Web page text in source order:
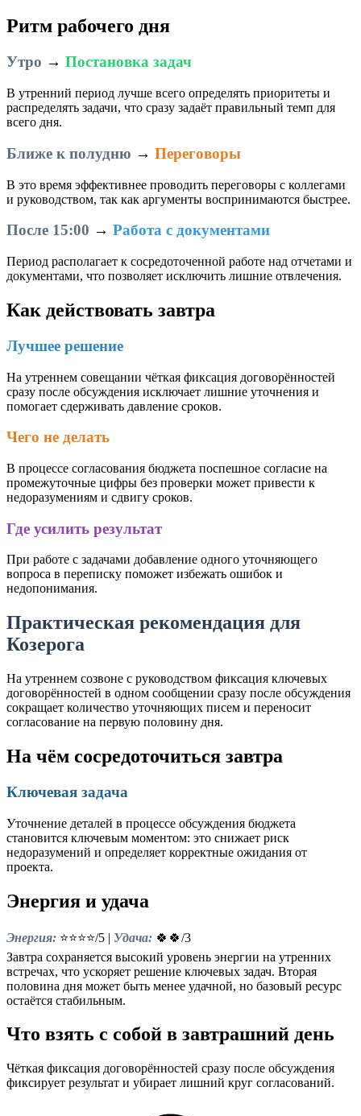
Ритм рабочего дня
Утро → Постановка задач
В утренний период лучше всего определять приоритеты и
распределять задачи, что сразу задаёт правильный темп для
всего дня.
Ближе к полудню → Переговоры
В это время эффективнее проводить переговоры с коллегами
и руководством, так как аргументы воспринимаются быстрее.
После 15:00 → Работа с документами
Период располагает к сосредоточенной работе над отчетами и
документами, что позволяет исключить лишние отвлечения.
Как действовать завтра
Лучшее решение
На утреннем совещании чёткая фиксация договорённостей
сразу после обсуждения исключает лишние уточнения и
помогает сдерживать давление сроков.
Чего не делать
В процессе согласования бюджета поспешное согласие на
промежуточные цифры без проверки может привести к
недоразумениям и сдвигу сроков.
Где усилить результат
При работе с задачами добавление одного уточняющего
вопроса в переписку поможет избежать ошибок и
недопонимания.
Практическая рекомендация для
Козерога
На утреннем созвоне с руководством фиксация ключевых
договорённостей в одном сообщении сразу после обсуждения
сокращает количество уточняющих писем и переносит
согласование на первую половину дня.
На чём сосредоточиться завтра
Ключевая задача
Уточнение деталей в процессе обсуждения бюджета
становится ключевым моментом: это снижает риск
недоразумений и определяет корректные ожидания от
проекта.
Энергия и удача
Энергия: ⭐⭐⭐⭐/5 | Удача: 🍀🍀/3
Завтра сохраняется высокий уровень энергии на утренних
встречах, что ускоряет решение ключевых задач. Вторая
половина дня может быть менее удачной, но базовый ресурс
остаётся стабильным.
Что взять с собой в завтрашний день
Чёткая фиксация договорённостей сразу после обсуждения
фиксирует результат и убирает лишний круг согласований.